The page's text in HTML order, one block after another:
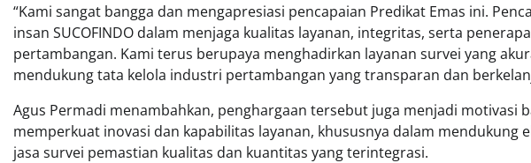
“Kami sangat bangga dan mengapresiasi pencapaian Predikat Emas ini.
insan SUCOFINDO dalam menjaga kualitas layanan, integritas, serta
pertambangan. Kami terus berupaya menghadirkan layanan survei yang
mendukung tata kelola industri pertambangan yang transparan dan
Agus Permadi menambahkan, penghargaan tersebut juga menjadi motivasi
memperkuat inovasi dan kapabilitas layanan, khususnya dalam mendukung
jasa survei pemastian kualitas dan kuantitas yang terintegrasi.